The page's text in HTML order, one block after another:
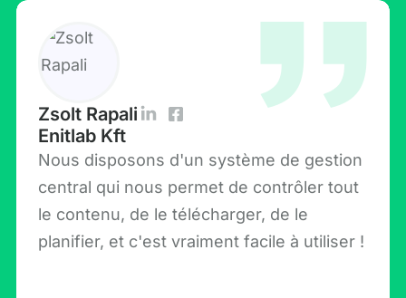
Zsolt Rapali
Enitlab Kft
Nous disposons d'un système de gestion
central qui nous permet de contrôler tout
le contenu, de le télécharger, de le
planifier, et c'est vraiment facile à utiliser !